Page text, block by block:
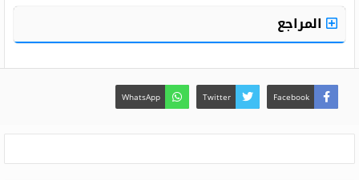
المراجع
Facebook
Twitter
WhatsApp